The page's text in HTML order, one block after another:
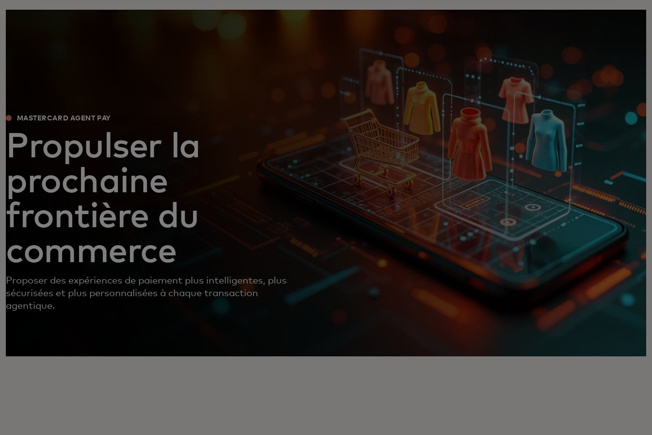
MASTERCARD AGENT PAY
Propulser la
prochaine
frontière du
commerce
Proposer des expériences de paiement plus intelligentes, plus
sécurisées et plus personnalisées à chaque transaction
agentique.